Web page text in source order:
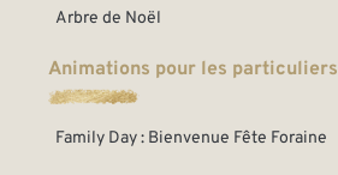
Arbre de Noël
Animations pour les particuliers
Family Day : Bienvenue Fête Foraine